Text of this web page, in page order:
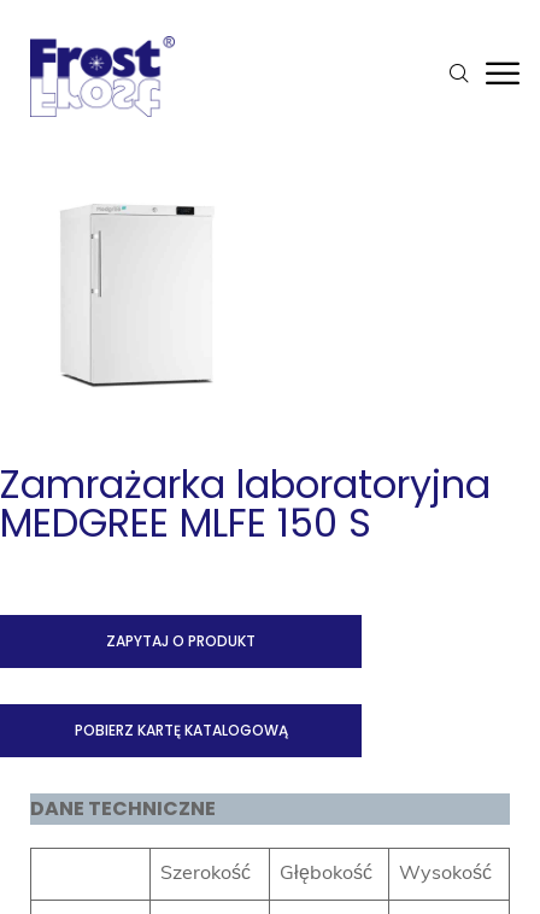
Zamrażarka laboratoryjna
MEDGREE MLFE 150 S
ZAPYTAJ O PRODUKT
POBIERZ KARTĘ KATALOGOWĄ
DANE TECHNICZNE
Szerokość Głębokość Wysokość